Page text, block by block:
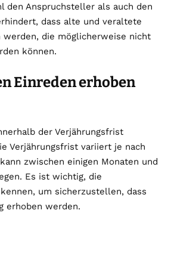
den Anspruchsteller als auch den
dass alte und veraltete
werden, die möglicherweise nicht
können.
Einreden erhoben
der Verjährungsfrist
Verjährungsfrist variiert je nach
zwischen einigen Monaten und
Es ist wichtig, die
um sicherzustellen, dass
erhoben werden.